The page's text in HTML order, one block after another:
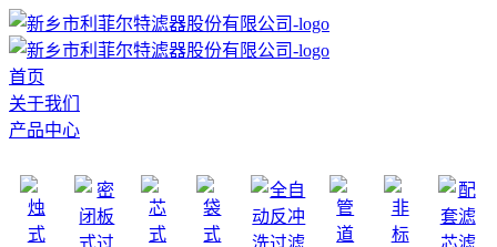
首页
关于我们
产品中心